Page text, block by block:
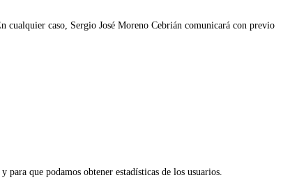
cualquier caso, Sergio José Moreno Cebrián comunicará con previo
que podamos obtener estadísticas de los usuarios.